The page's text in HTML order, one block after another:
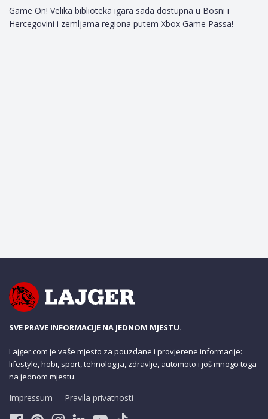
Game On! Velika biblioteka igara sada dostupna u Bosni i
Hercegovini i zemljama regiona putem Xbox Game Passa!
SVE PRAVE INFORMACIJE NA JEDNOM MJESTU.
Lajger.com je vaše mjesto za pouzdane i provjerene informacije:
lifestyle, hobi, sport, tehnologija, zdravlje, automoto i još mnogo toga
na jednom mjestu.
Impressum Pravila privatnosti